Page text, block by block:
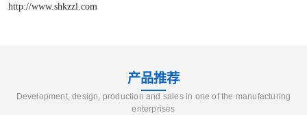
http://www.shkzzl.com
产品推荐
Development, design, production and sales in one of the manufacturing
enterprises